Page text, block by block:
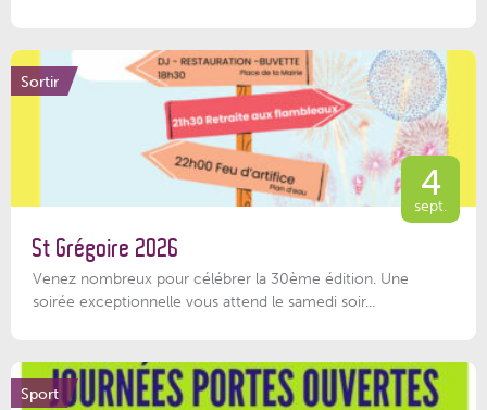
Sortir
4
sept.
St Grégoire 2026
Venez nombreux pour célébrer la 30ème édition. Une
soirée exceptionnelle vous attend le samedi soir...
Sport